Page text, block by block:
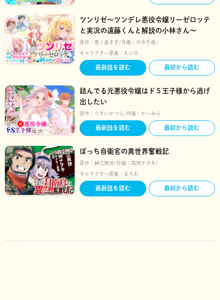
ツンリゼ～ツンデレ悪役令嬢リーゼロッテ
と実況の遠藤くんと解説の小林さん～
原作： 恵ノ島すず 作画： 今中千尋
キャラクター原案： えいひ
最新話を読む 最初から読む
詰んでる元悪役令嬢はドＳ王子様から逃げ
出したい
原作： うすいかつら 作画： かーみら
最新話を読む 最初から読む
ぼっち自衛官の異世界奮戦記
原作： 舳江爽快 作画： 高舛ナヲキ
キャラクター原案： るろお
最新話を読む 最初から読む